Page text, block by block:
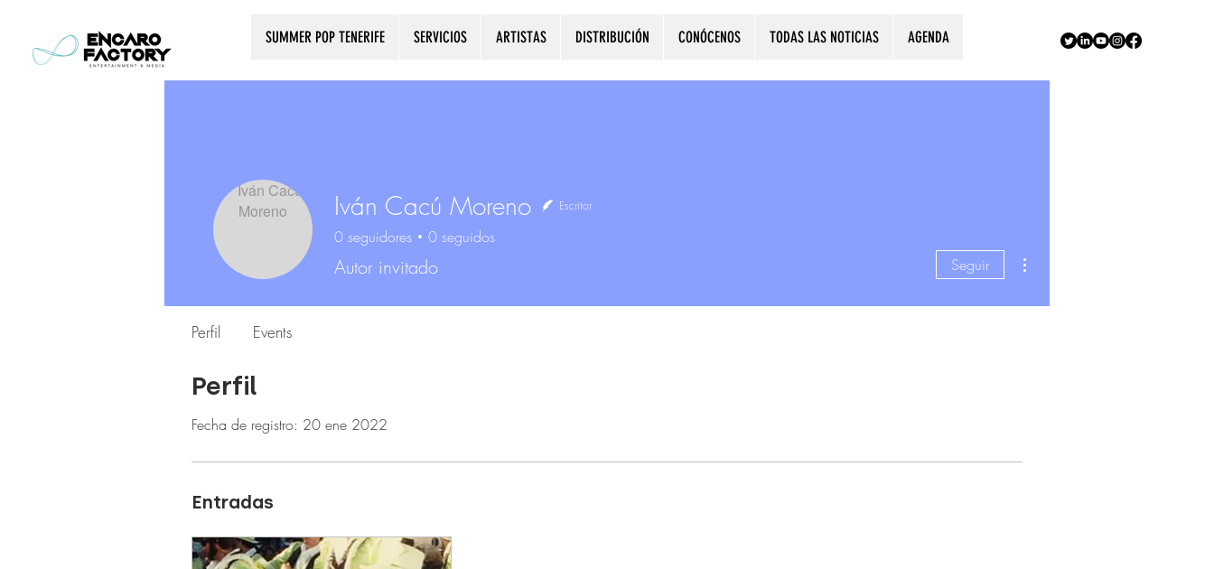
SUMMER POP TENERIFE SERVICIOS ARTISTAS DISTRIBUCIÓN CONÓCENOS TODAS LAS NOTICIAS AGENDA
Perfil
Fecha de registro: 20 ene 2022
Entradas
Iván Cacú Moreno Escritor
0 seguidores 0 seguidos
Autor invitado Seguir
Perfil Events